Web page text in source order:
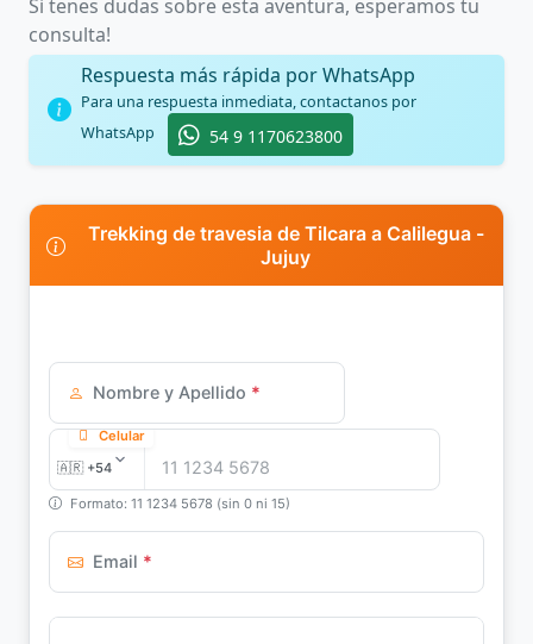
Si tenes dudas sobre esta aventura, esperamos tu
consulta!
Respuesta más rápida por WhatsApp
Para una respuesta inmediata, contactanos por
WhatsApp
54 9 1170623800
Trekking de travesia de Tilcara a Calilegua -
Jujuy
Nombre y Apellido *
Celular
Formato: 11 1234 5678 (sin 0 ni 15)
Email *